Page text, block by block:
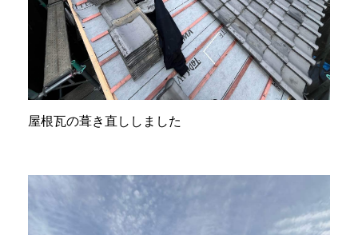
屋根瓦の葺き直ししました